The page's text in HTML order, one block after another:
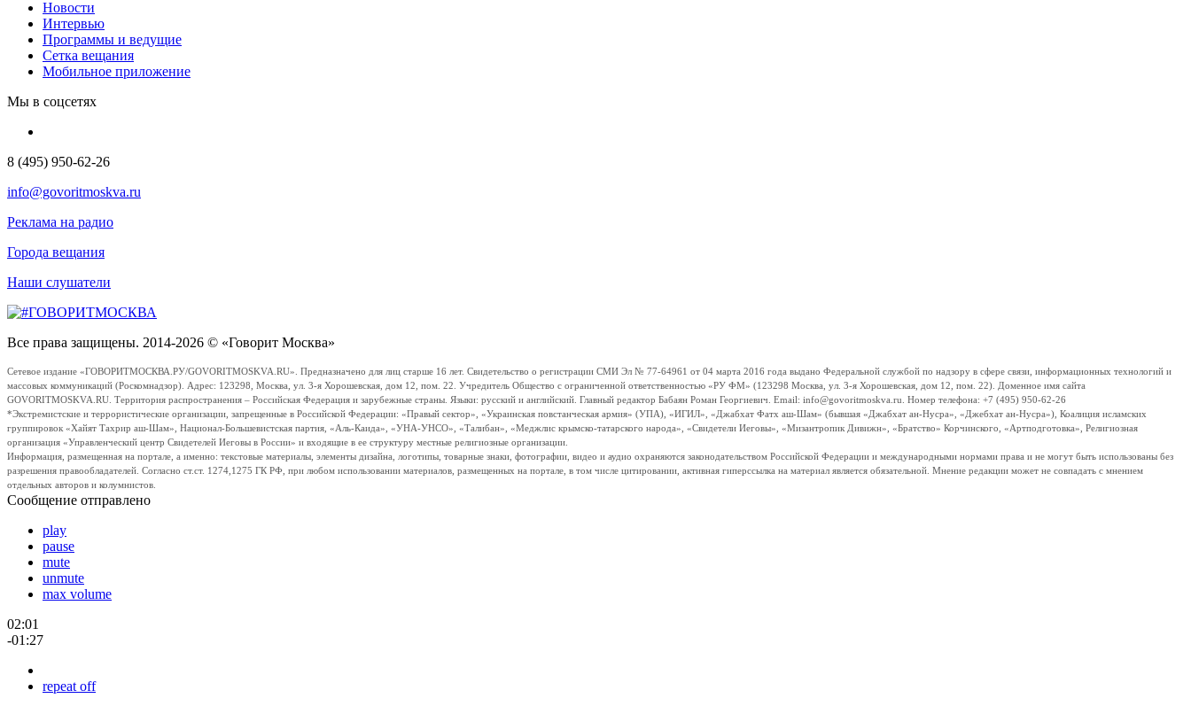
Новости
Интервью
Программы и ведущие
Сетка вещания
Мобильное приложение
Мы в соцсетях
8 (495) 950-62-26
info@govoritmoskva.ru
Реклама на радио
Города вещания
Наши слушатели
Все права защищены. 2014-2026 © «Говорит Москва»
Сетевое издание «ГОВОРИТМОСКВА.РУ/GOVORITMOSKVA.RU». Предназначено для лиц старше 16 лет. Свидетельство о регистрации СМИ Эл № 77-64961 от 04 марта 2016 года выдано Федеральной службой по надзору в сфере связи, информационных технологий и
массовых коммуникаций (Роскомнадзор). Адрес: 123298, Москва, ул. 3-я Хорошевская, дом 12, пом. 22. Учредитель Общество с ограниченной ответственностью «РУ ФМ» (123298 Москва, ул. 3-я Хорошевская, дом 12, пом. 22). Доменное имя сайта
GOVORITMOSKVA.RU. Территория распространения – Российская Федерация и зарубежные страны. Языки: русский и английский. Главный редактор Бабаян Роман Георгиевич. Email: info@govoritmoskva.ru. Номер телефона: +7 (495) 950-62-26
*Экстремистские и террористические организации, запрещенные в Российской Федерации: «Правый сектор», «Украинская повстанческая армия» (УПА), «ИГИЛ», «Джабхат Фатх аш-Шам» (бывшая «Джабхат ан-Нусра», «Джебхат ан-Нусра»), Коалиция исламских
группировок «Хайят Тахрир аш-Шам», Национал-Большевистская партия, «Аль-Каида», «УНА-УНСО», «Талибан», «Меджлис крымско-татарского народа», «Свидетели Иеговы», «Мизантропик Дивижн», «Братство» Корчинского, «Артподготовка», Религиозная
организация «Управленческий центр Свидетелей Иеговы в России» и входящие в ее структуру местные религиозные организации.
Информация, размещенная на портале, а именно: текстовые материалы, элементы дизайна, логотипы, товарные знаки, фотографии, видео и аудио охраняются законодательством Российской Федерации и международными нормами права и не могут быть использованы без
разрешения правообладателей. Согласно ст.ст. 1274,1275 ГК РФ, при любом использовании материалов, размещенных на портале, в том числе цитировании, активная гиперссылка на материал является обязательной. Мнение редакции может не совпадать с мнением
отдельных авторов и колумнистов.
Сообщение отправлено
play
pause
mute
unmute
max volume
02:01
-01:27
repeat off